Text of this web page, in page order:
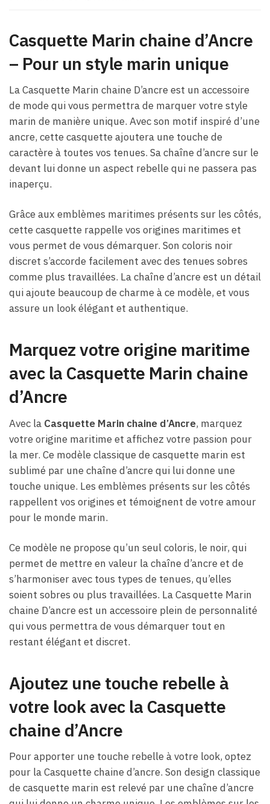
Casquette Marin chaine d’Ancre
– Pour un style marin unique
La Casquette Marin chaine D’ancre est un accessoire
de mode qui vous permettra de marquer votre style
marin de manière unique. Avec son motif inspiré d’une
ancre, cette casquette ajoutera une touche de
caractère à toutes vos tenues. Sa chaîne d’ancre sur le
devant lui donne un aspect rebelle qui ne passera pas
inaperçu.
Grâce aux emblèmes maritimes présents sur les côtés,
cette casquette rappelle vos origines maritimes et
vous permet de vous démarquer. Son coloris noir
discret s’accorde facilement avec des tenues sobres
comme plus travaillées. La chaîne d’ancre est un détail
qui ajoute beaucoup de charme à ce modèle, et vous
assure un look élégant et authentique.
Marquez votre origine maritime
avec la Casquette Marin chaine
d’Ancre
Avec la Casquette Marin chaine d’Ancre, marquez
votre origine maritime et affichez votre passion pour
la mer. Ce modèle classique de casquette marin est
sublimé par une chaîne d’ancre qui lui donne une
touche unique. Les emblèmes présents sur les côtés
rappellent vos origines et témoignent de votre amour
pour le monde marin.
Ce modèle ne propose qu’un seul coloris, le noir, qui
permet de mettre en valeur la chaîne d’ancre et de
s’harmoniser avec tous types de tenues, qu’elles
soient sobres ou plus travaillées. La Casquette Marin
chaine D’ancre est un accessoire plein de personnalité
qui vous permettra de vous démarquer tout en
restant élégant et discret.
Ajoutez une touche rebelle à
votre look avec la Casquette
chaine d’Ancre
Pour apporter une touche rebelle à votre look, optez
pour la Casquette chaine d’ancre. Son design classique
de casquette marin est relevé par une chaîne d’ancre